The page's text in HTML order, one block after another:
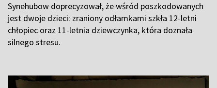
Synehubow doprecyzował, że wśród poszkodowanych
jest dwoje dzieci: zraniony odłamkami szkła 12-letni
chłopiec oraz 11-letnia dziewczynka, która doznała
silnego stresu.